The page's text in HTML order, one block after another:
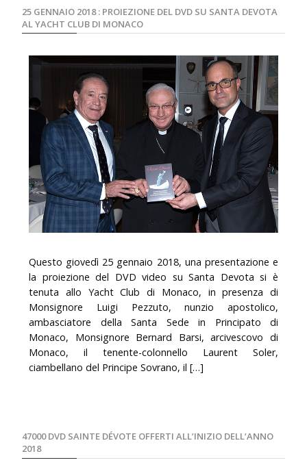
25 GENNAIO 2018 : PROIEZIONE DEL DVD SU SANTA DEVOTA
AL YACHT CLUB DI MONACO
Questo giovedì 25 gennaio 2018, una presentazione e
la proiezione del DVD video su Santa Devota si è
tenuta allo Yacht Club di Monaco, in presenza di
Monsignore Luigi Pezzuto, nunzio apostolico,
ambasciatore della Santa Sede in Principato di
Monaco, Monsignore Bernard Barsi, arcivescovo di
Monaco, il tenente-colonnello Laurent Soler,
ciambellano del Principe Sovrano, il […]
47000 DVD SAINTE DÉVOTE OFFERTI ALL’INIZIO DELL’ANNO
2018